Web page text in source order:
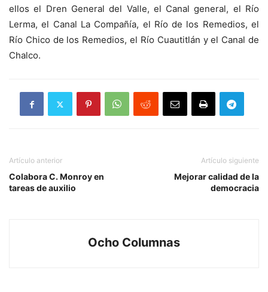
ellos el Dren General del Valle, el Canal general, el Río
Lerma, el Canal La Compañía, el Río de los Remedios, el
Río Chico de los Remedios, el Río Cuautitlán y el Canal de
Chalco.
Artículo anterior
Colabora C. Monroy en
tareas de auxilio
Artículo siguiente
Mejorar calidad de la
democracia
Ocho Columnas